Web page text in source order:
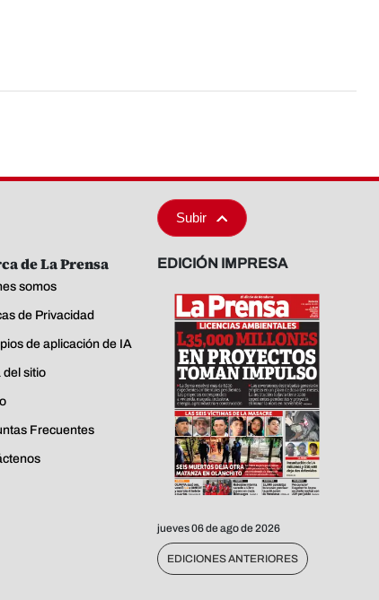
Subir
de La Prensa
somos
de Privacidad
de aplicación de IA
del sitio
Frecuentes
EDICIÓN IMPRESA
jueves 06 de ago de 2026
EDICIONES ANTERIORES